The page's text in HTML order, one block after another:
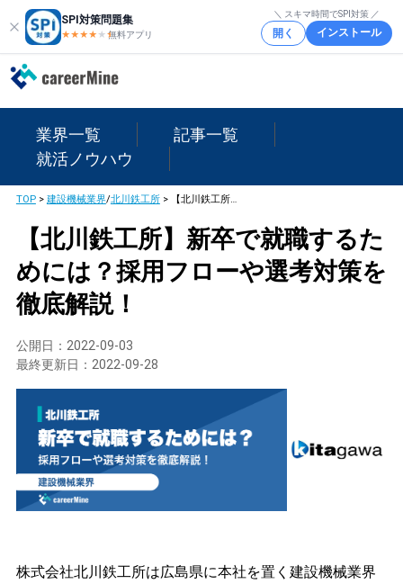
SPI対策問題集
★★★★ ★★
無料アプリ
＼ スキマ時間でSPI対策 ／
開く インストール
業界一覧
記事一覧
就活ノウハウ
TOP> 建設機械業界/北川鉄工所> 【北川鉄工所】新卒で就職するためには？採用フローや選考対策を徹底解説！
【北川鉄工所】新卒で就職するた
めには？採用フローや選考対策を
徹底解説！
公開日： 2022-09-03
最終更新日： 2022-09-28
株式会社北川鉄工所は広島県に本社を置く建設機械業界